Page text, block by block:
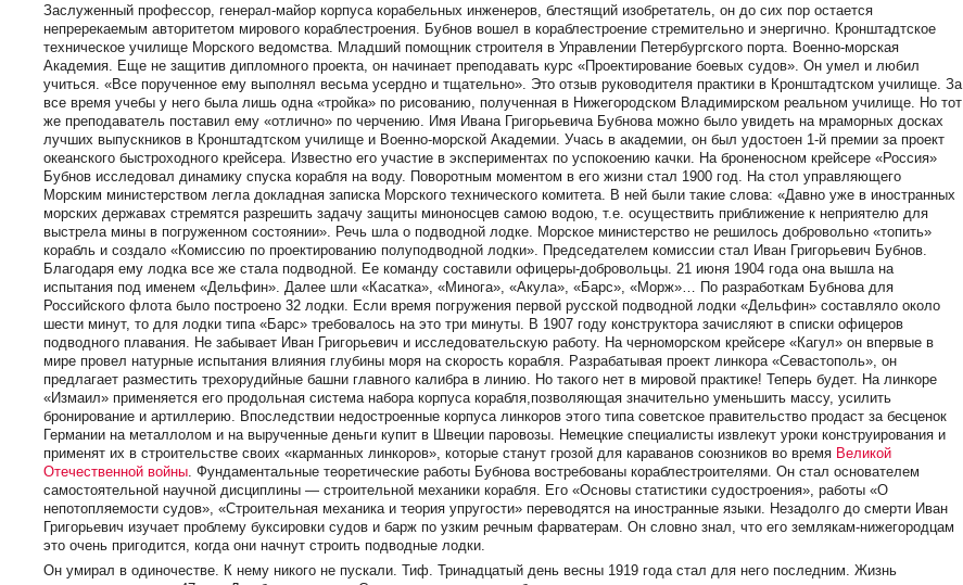
Заслуженный профессор, генерал-майор корпуса корабельных инженеров, блестящий изобретатель, он до сих пор остается
непререкаемым авторитетом мирового кораблестроения. Бубнов вошел в кораблестроение стремительно и энергично. Кронштадтское
техническое училище Морского ведомства. Младший помощник строителя в Управлении Петербургского порта. Военно-морская
Академия. Еще не защитив дипломного проекта, он начинает преподавать курс «Проектирование боевых судов». Он умел и любил
учиться. «Все порученное ему выполнял весьма усердно и тщательно». Это отзыв руководителя практики в Кронштадтском училище. За
все время учебы у него была лишь одна «тройка» по рисованию, полученная в Нижегородском Владимирском реальном училище. Но тот
же преподаватель поставил ему «отлично» по черчению. Имя Ивана Григорьевича Бубнова можно было увидеть на мраморных досках
лучших выпускников в Кронштадтском училище и Военно-морской Академии. Учась в академии, он был удостоен 1-й премии за проект
океанского быстроходного крейсера. Известно его участие в экспериментах по успокоению качки. На броненосном крейсере «Россия»
Бубнов исследовал динамику спуска корабля на воду. Поворотным моментом в его жизни стал 1900 год. На стол управляющего
Морским министерством легла докладная записка Морского технического комитета. В ней были такие слова: «Давно уже в иностранных
морских державах стремятся разрешить задачу защиты миноносцев самою водою, т.е. осуществить приближение к неприятелю для
выстрела мины в погруженном состоянии». Речь шла о подводной лодке. Морское министерство не решилось добровольно «топить»
корабль и создало «Комиссию по проектированию полуподводной лодки». Председателем комиссии стал Иван Григорьевич Бубнов.
Благодаря ему лодка все же стала подводной. Ее команду составили офицеры-добровольцы. 21 июня 1904 года она вышла на
испытания под именем «Дельфин». Далее шли «Касатка», «Минога», «Акула», «Барс», «Морж»… По разработкам Бубнова для
Российского флота было построено 32 лодки. Если время погружения первой русской подводной лодки «Дельфин» составляло около
шести минут, то для лодки типа «Барс» требовалось на это три минуты. В 1907 году конструктора зачисляют в списки офицеров
подводного плавания. Не забывает Иван Григорьевич и исследовательскую работу. На черноморском крейсере «Кагул» он впервые в
мире провел натурные испытания влияния глубины моря на скорость корабля. Разрабатывая проект линкора «Севастополь», он
предлагает разместить трехорудийные башни главного калибра в линию. Но такого нет в мировой практике! Теперь будет. На линкоре
«Измаил» применяется его продольная система набора корпуса корабля,позволяющая значительно уменьшить массу, усилить
бронирование и артиллерию. Впоследствии недостроенные корпуса линкоров этого типа советское правительство продаст за бесценок
Германии на металлолом и на вырученные деньги купит в Швеции паровозы. Немецкие специалисты извлекут уроки конструирования и
применят их в строительстве своих «карманных линкоров», которые станут грозой для караванов союзников во время Великой
Отечественной войны . Фундаментальные теоретические работы Бубнова востребованы кораблестроителями. Он стал основателем
самостоятельной научной дисциплины — строительной механики корабля. Его «Основы статистики судостроения», работы «О
непотопляемости судов», «Строительная механика и теория упругости» переводятся на иностранные языки. Незадолго до смерти Иван
Григорьевич изучает проблему буксировки судов и барж по узким речным фарватерам. Он словно знал, что его землякам-нижегородцам
это очень пригодится, когда они начнут строить подводные лодки.
Он умирал в одиночестве. К нему никого не пускали. Тиф. Тринадцатый день весны 1919 года стал для него последним. Жизнь